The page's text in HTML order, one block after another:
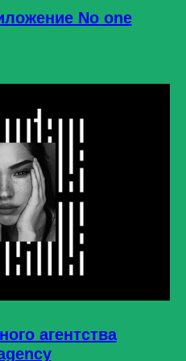
No one
агентства